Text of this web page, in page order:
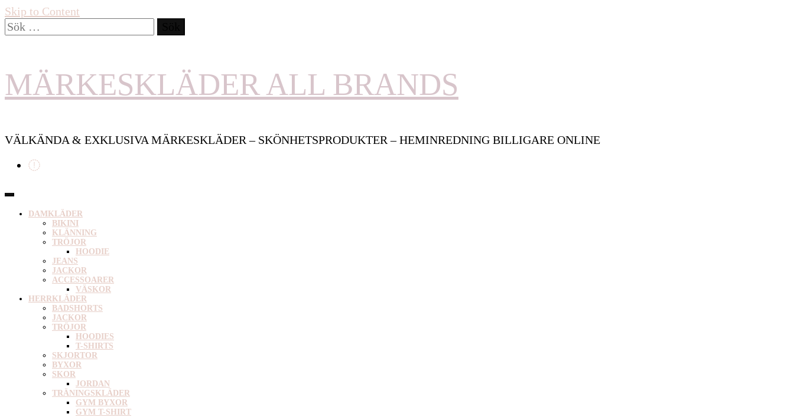
Skip to Content
Sök
efter:
MÄRKESKLÄDER ALL BRANDS
VÄLKÄNDA & EXKLUSIVA MÄRKESKLÄDER – SKÖNHETSPRODUKTER – HEMINREDNING BILLIGARE ONLINE
DAMKLÄDER
BIKINI
KLÄNNING
TRÖJOR
HOODIE
JEANS
JACKOR
ACCESSOARER
VÄSKOR
HERRKLÄDER
BADSHORTS
JACKOR
TRÖJOR
HOODIES
T-SHIRTS
SKJORTOR
BYXOR
SKOR
JORDAN
TRÄNINGSKLÄDER
GYM BYXOR
GYM T-SHIRT